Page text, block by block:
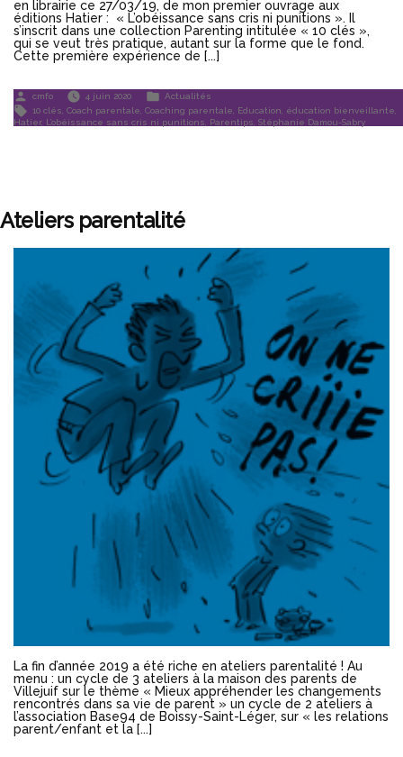
en librairie ce 27/03/19, de mon premier ouvrage aux
éditions Hatier : « L’obéissance sans cris ni punitions ». Il
s’inscrit dans une collection Parenting intitulée « 10 clés »,
qui se veut très pratique, autant sur la forme que le fond.
Cette première expérience de [...]
Publié
par
cmfo 4 juin 2020
Publié
dans
Actualités
Étiquettes :
10 clés ,Coach parentale ,Coaching parentale Education éducation bienveillante
Hatier, L’obéissance sans cris ni punitions Parentips ,Stéphanie Damou-Sabry
Ateliers parentalité
La fin d’année 2019 a été riche en ateliers parentalité ! Au
menu : un cycle de 3 ateliers à la maison des parents de
Villejuif sur le thème « Mieux appréhender les changements
rencontrés dans sa vie de parent » un cycle de 2 ateliers à
l’association Base94 de Boissy-Saint-Léger, sur « les relations
parent/enfant et la [...]